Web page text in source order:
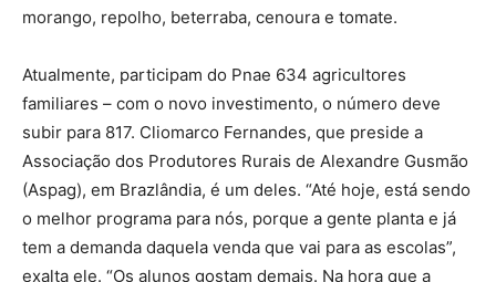
morango, repolho, beterraba, cenoura e tomate.
Atualmente, participam do Pnae 634 agricultores
familiares – com o novo investimento, o número deve
subir para 817. Cliomarco Fernandes, que preside a
Associação dos Produtores Rurais de Alexandre Gusmão
(Aspag), em Brazlândia, é um deles. “Até hoje, está sendo
o melhor programa para nós, porque a gente planta e já
tem a demanda daquela venda que vai para as escolas”,
exalta ele. “Os alunos gostam demais. Na hora que a